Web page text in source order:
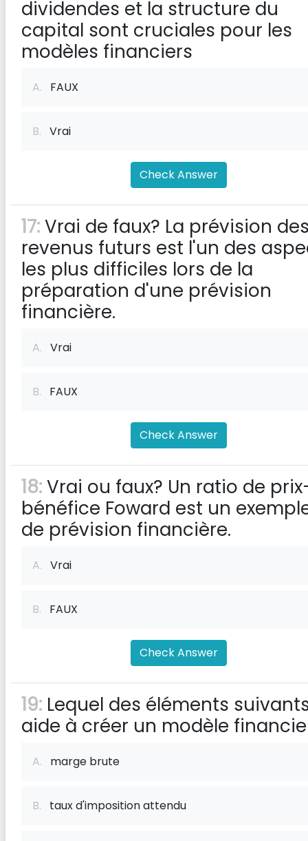
dividendes et la structure du
capital sont cruciales pour les
modèles financiers
A. FAUX
B. Vrai
Check Answer
17:Vrai de faux? La prévision
revenus futurs est l'un des
les plus difficiles lors de la
préparation d'une prévision
financière.
A. Vrai
B. FAUX
Check Answer
18:Vrai ou faux? Un ratio de
bénéfice Foward est un
de prévision financière.
A. Vrai
B. FAUX
Check Answer
19: Lequel des éléments
aide à créer un modèle
A. marge brute
B. taux d'imposition attendu